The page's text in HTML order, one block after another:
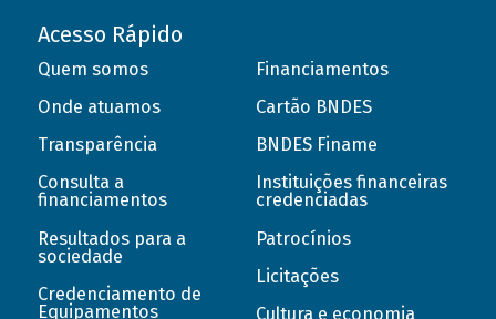
Acesso Rápido
Quem somos
Onde atuamos
Transparência
Consulta a
financiamentos
Resultados para a
sociedade
Credenciamento de
Equipamentos
Financiamentos
Cartão BNDES
BNDES Finame
Instituições financeiras
credenciadas
Patrocínios
Licitações
Cultura e economia